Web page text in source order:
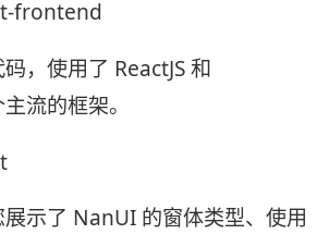
frontend
，使用了 ReactJS 和
流的框架。
示了 NanUI 的窗体类型、使用